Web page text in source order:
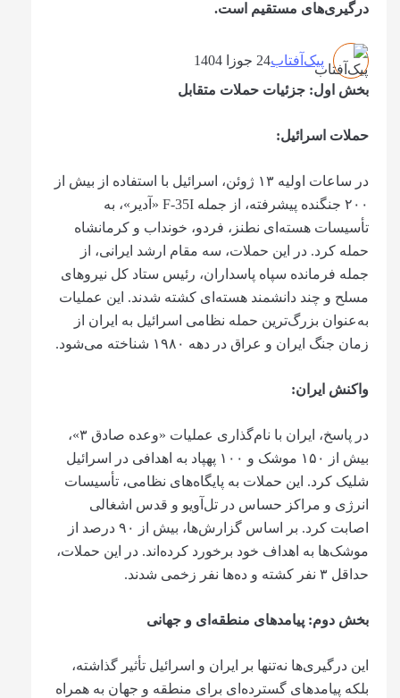
درگیری‌های مستقیم است.
پیک‌آفتاب24 جوزا 1404
بخش اول : جزئیات حملات متقابل
حملات اسرائیل :
در ساعات اولیه ۱۳ ژوئن، اسرائیل با استفاده از بیش از
۲۰۰ جنگنده پیشرفته، از جمله F-35I «آدیر»، به
تأسیسات هسته‌ای نطنز، فردو، خونداب و کرمانشاه
حمله کرد. در این حملات، سه مقام ارشد ایرانی، از
جمله فرمانده سپاه پاسداران، رئیس ستاد کل نیروهای
مسلح و چند دانشمند هسته‌ای کشته شدند. این عملیات
به‌عنوان بزرگ‌ترین حمله نظامی اسرائیل به ایران از
زمان جنگ ایران و عراق در دهه ۱۹۸۰ شناخته می‌شود.
واکنش ایران:
در پاسخ، ایران با نام‌گذاری عملیات «وعده صادق ۳»،
بیش از ۱۵۰ موشک و ۱۰۰ پهپاد به اهدافی در اسرائیل
شلیک کرد. این حملات به پایگاه‌های نظامی، تأسیسات
انرژی و مراکز حساس در تل‌آویو و قدس اشغالی
اصابت کرد. بر اساس گزارش‌ها، بیش از ۹۰ درصد از
موشک‌ها به اهداف خود برخورد کرده‌اند. در این حملات،
حداقل ۳ نفر کشته و ده‌ها نفر زخمی شدند.
بخش دوم: پیامدهای منطقه‌ای و جهانی
این درگیری‌ها نه‌تنها بر ایران و اسرائیل تأثیر گذاشته،
بلکه پیامدهای گسترده‌ای برای منطقه و جهان به همراه